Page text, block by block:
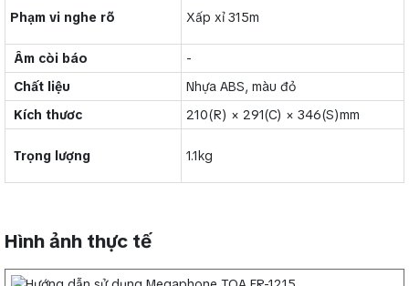
Phạm vi nghe rõ Xấp xỉ 315m
Âm còi báo
-
Chất liệu
Nhựa ABS, màu đỏ
Kích thươc
210(R) × 291(C) × 346(S)mm
Trọng lượng 1.1kg
Hình ảnh thực tế